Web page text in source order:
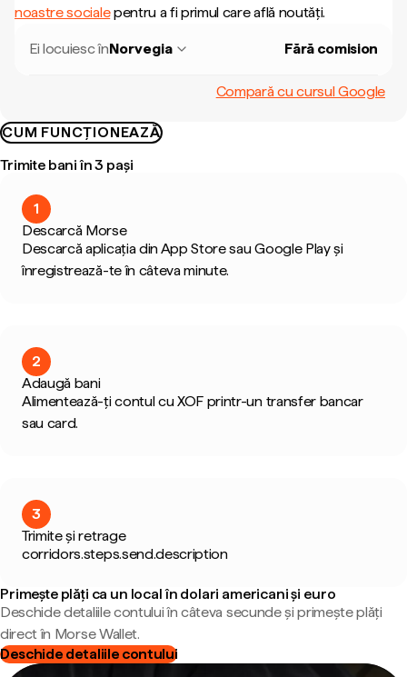
noastre socialepentru a fi primul care află noutăți.
Ei locuiesc înNorvegia Fără comision
Compară cu cursul Google
CUM FUNCȚIONEAZĂ
Trimite bani în 3 pași
1
Descarcă Morse
Descarcă aplicația din App Store sau Google Play și
înregistrează-te în câteva minute.
2
Adaugă bani
Alimentează-ți contul cu XOF printr-un transfer bancar
sau card.
3
Trimite și retrage
corridors.steps.send.description
Primește plăți ca un local în dolari americani și euro
Deschide detaliile contului în câteva secunde și primește plăți
direct în Morse Wallet.
Deschide detaliile contului